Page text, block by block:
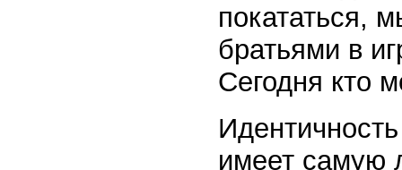
покататься,
братьями в
Сегодня кто
имеет самую